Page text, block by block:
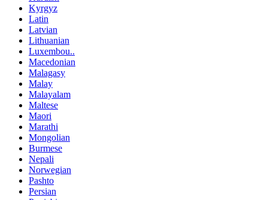
Kyrgyz
Latin
Latvian
Lithuanian
Luxembou..
Macedonian
Malagasy
Malay
Malayalam
Maltese
Maori
Marathi
Mongolian
Burmese
Nepali
Norwegian
Pashto
Persian